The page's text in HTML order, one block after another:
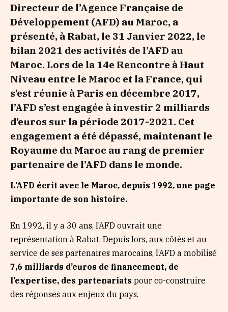
Directeur de l’Agence Française de
Développement (AFD) au Maroc, a
présenté, à Rabat, le 31 Janvier 2022, le
bilan 2021 des activités de l’AFD au
Maroc. Lors de la 14e Rencontre à Haut
Niveau entre le Maroc et la France, qui
s’est réunie à Paris en décembre 2017,
l’AFD s’est engagée à investir 2 milliards
d’euros sur la période 2017-2021. Cet
engagement a été dépassé, maintenant le
Royaume du Maroc au rang de premier
partenaire de l’AFD dans le monde.
L’AFD écrit avec le Maroc, depuis 1992, une page
importante de son histoire.
En 1992, il y a 30 ans, l’AFD ouvrait une
représentation à Rabat. Depuis lors, aux côtés et au
service de ses partenaires marocains, l’AFD a mobilisé
7,6 milliards d’euros de financement, de
l’expertise, des partenariats pour co-construire
des réponses aux enjeux du pays.